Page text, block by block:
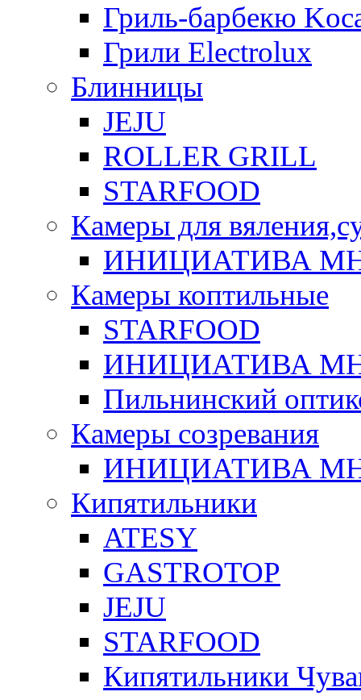
Гриль-барбекю
Грили Electrolux
Блинницы
JEJU
ROLLER GRILL
STARFOOD
Камеры для
ИНИЦИАТИВА
Камеры коптильные
STARFOOD
ИНИЦИАТИВА
Пильнинский
Камеры созревания
ИНИЦИАТИВА
Кипятильники
ATESY
GASTROTOP
JEJU
STARFOOD
Кипятильники